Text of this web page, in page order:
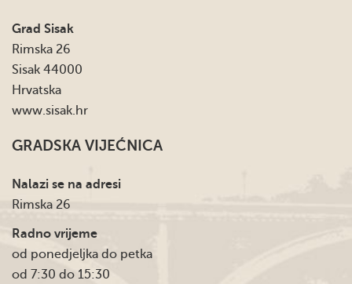
Grad Sisak
Rimska 26
Sisak 44000
Hrvatska
www.sisak.hr
GRADSKA VIJEĆNICA
Nalazi se na adresi
Rimska 26
Radno vrijeme
od ponedjeljka do petka
od 7:30 do 15:30